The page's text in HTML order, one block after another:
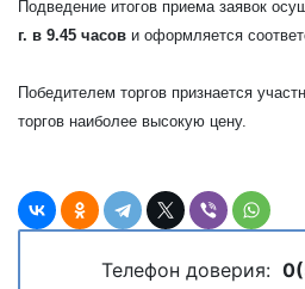
Подведение итогов приема заявок
г. в 9.45 часов и оформляется
Победителем торгов признается
торгов наиболее высокую цену.
Телефон доверия: